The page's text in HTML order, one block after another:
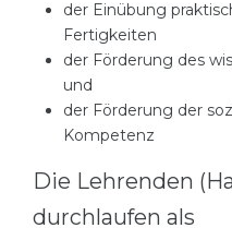
der Einübung
Fertigkeiten
der Förderung des
und
der Förderung der
Kompetenz
Die Lehrenden
durchlaufen als